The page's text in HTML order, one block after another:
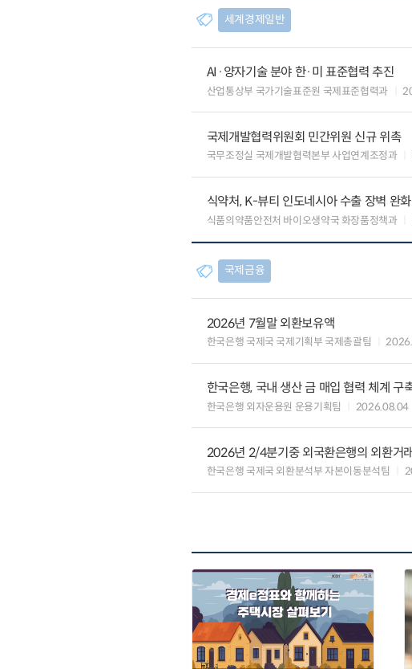
세계경제일반
AI·양자기술 분야 한·미 표준협력 추진
산업통상부 국가기술표준원 국제표준협력과
국제개발협력위원회 민간위원 신규 위촉
국무조정실 국제개발협력본부 사업연계조정과
식약처, K-뷰티 인도네시아 수출 장벽 완
식품의약품안전처 바이오생약국 화장품정책과
국제금융
2026년 7월말 외환보유액
한국은행 국제국 국제기획부 국제총괄팀
한국은행, 국내 생산 금 매입 협력 체계 구
한국은행 외자운용원 운용기획팀 2026.08.04
2026년 2/4분기중 외국환은행의 외환거
한국은행 국제국 외환분석부 자본이동분석팀